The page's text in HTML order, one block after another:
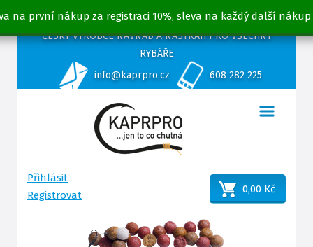
na první nákup za registraci 10%, sleva na každý další nákup
ČESKÝ VÝROBCE NÁVNAD A NÁSTRAH PRO VŠECHNY
RYBÁŘE
info@kaprpro.cz
608 282 225
Přihlásit
Registrovat
0,00 Kč